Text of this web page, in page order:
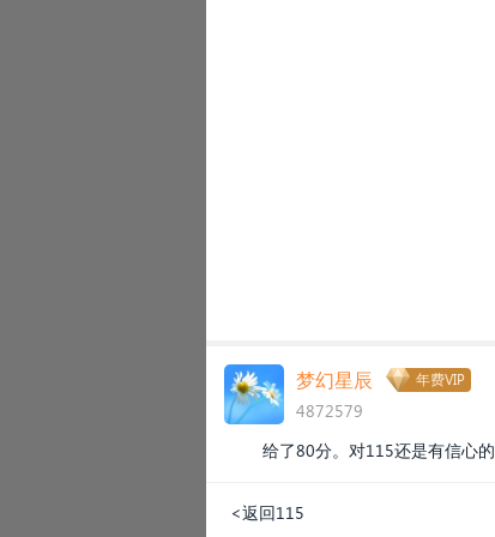
梦幻星辰 年费VIP
4872579
给了80分。对115还是有信心的
<返回115